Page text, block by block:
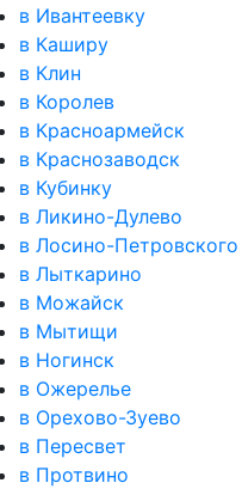
в Ивантеевку
в Каширу
в Клин
в Королев
в Красноармейск
в Краснозаводск
в Кубинку
в Ликино-Дулево
в Лосино-Петровского
в Лыткарино
в Можайск
в Мытищи
в Ногинск
в Ожерелье
в Орехово-Зуево
в Пересвет
в Протвино